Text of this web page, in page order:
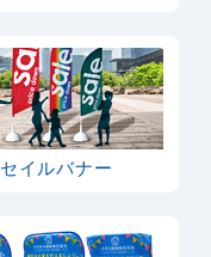
セイルバナー